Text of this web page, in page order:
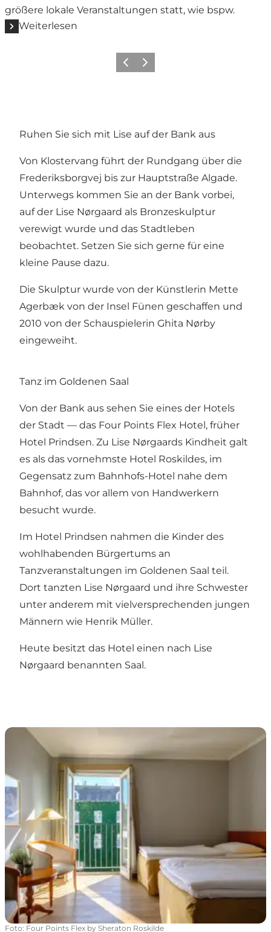
größere lokale Veranstaltungen statt, wie bspw.
Weiterlesen
Vorherige Folie
Nächste Folie
Ruhen Sie sich mit Lise auf der Bank aus
Von Klostervang führt der Rundgang über die
Frederiksborgvej bis zur Hauptstraße Algade.
Unterwegs kommen Sie an der Bank vorbei,
auf der Lise Nørgaard als Bronzeskulptur
verewigt wurde und das Stadtleben
beobachtet. Setzen Sie sich gerne für eine
kleine Pause dazu.
Die Skulptur wurde von der Künstlerin Mette
Agerbæk von der Insel Fünen geschaffen und
2010 von der Schauspielerin Ghita Nørby
eingeweiht.
Tanz im Goldenen Saal
Von der Bank aus sehen Sie eines der Hotels
der Stadt — das Four Points Flex Hotel, früher
Hotel Prindsen. Zu Lise Nørgaards Kindheit galt
es als das vornehmste Hotel Roskildes, im
Gegensatz zum Bahnhofs-Hotel nahe dem
Bahnhof, das vor allem von Handwerkern
besucht wurde.
Im Hotel Prindsen nahmen die Kinder des
wohlhabenden Bürgertums an
Tanzveranstaltungen im Goldenen Saal teil.
Dort tanzten Lise Nørgaard und ihre Schwester
unter anderem mit vielversprechenden jungen
Männern wie Henrik Müller.
Heute besitzt das Hotel einen nach Lise
Nørgaard benannten Saal.
Four Points Flex by Sheraton Roskilde – historisches
Foto: Four Points Flex by Sheraton Roskilde